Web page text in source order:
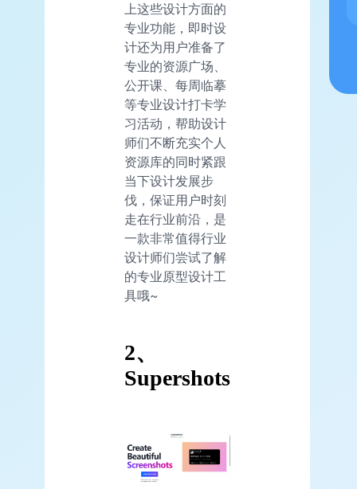
上这些设计方面的
专业功能，即时设
计还为用户准备了
专业的资源广场、
公开课、每周临摹
等专业设计打卡学
习活动，帮助设计
师们不断充实个人
资源库的同时紧跟
当下设计发展步
伐，保证用户时刻
走在行业前沿，是
一款非常值得行业
设计师们尝试了解
的专业原型设计工
具哦~
2、
Supershots